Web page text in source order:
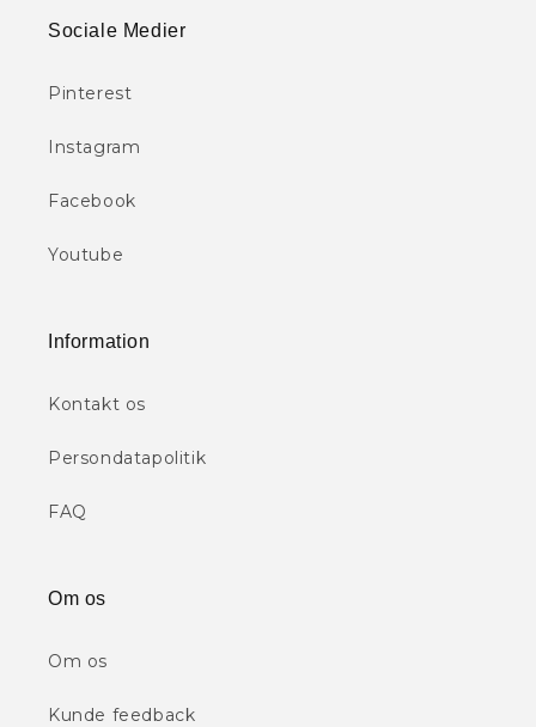
Sociale Medier
Pinterest
Instagram
Facebook
Youtube
Information
Kontakt os
Persondatapolitik
FAQ
Om os
Om os
Kunde feedback